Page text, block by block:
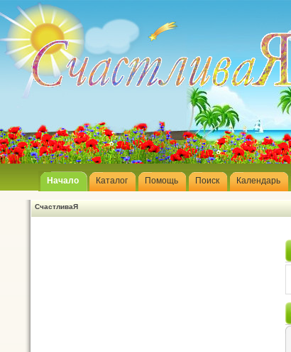
Начало Каталог Помощь Поиск Календарь
СчастливаЯ